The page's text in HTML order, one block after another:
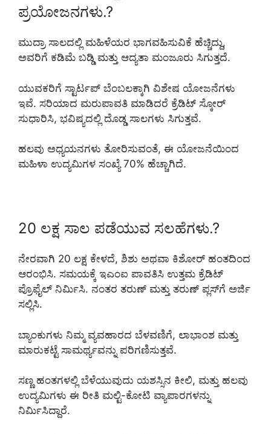
ಪ್ರಯೋಜನಗಳು.?
ಮುದ್ರಾ ಸಾಲದಲ್ಲಿ ಮಹಿಳೆಯರ ಭಾಗವಹಿಸುವಿಕೆ ಹೆಚ್ಚಿದ್ದು,
ಅವರಿಗೆ ಕಡಿಮೆ ಬಡ್ಡಿ ಮತ್ತು ಆದ್ಯತಾ ಮಂಜೂರು ಸಿಗುತ್ತದೆ.
ಯುವಕರಿಗೆ ಸ್ಟಾರ್ಟಪ್ ಬೆಂಬಲಕ್ಕಾಗಿ ವಿಶೇಷ ಯೋಜನೆಗಳು
ಇವೆ. ಸರಿಯಾದ ಮರುಪಾವತಿ ಮಾಡಿದರೆ ಕ್ರೆಡಿಟ್ ಸ್ಕೋರ್
ಸುಧಾರಿಸಿ, ಭವಿಷ್ಯದಲ್ಲಿ ದೊಡ್ಡ ಸಾಲಗಳು ಸಿಗುತ್ತವೆ.
ಹಲವು ಅಧ್ಯಯನಗಳು ತೋರಿಸುವಂತೆ, ಈ ಯೋಜನೆಯಿಂದ
ಮಹಿಳಾ ಉದ್ಯಮಿಗಳ ಸಂಖ್ಯೆ 70% ಹೆಚ್ಚಾಗಿದೆ.
20 ಲಕ್ಷ ಸಾಲ ಪಡೆಯುವ ಸಲಹೆಗಳು.?
ನೇರವಾಗಿ 20 ಲಕ್ಷ ಕೇಳದೆ, ಶಿಶು ಅಥವಾ ಕಿಶೋರ್ ಹಂತದಿಂದ
ಆರಂಭಿಸಿ. ಸಮಯಕ್ಕೆ ಇಎಂಐ ಪಾವತಿಸಿ ಉತ್ತಮ ಕ್ರೆಡಿಟ್
ಪ್ರೊಫೈಲ್ ನಿರ್ಮಿಸಿ. ನಂತರ ತರುಣ್ ಮತ್ತು ತರುಣ್ ಪ್ಲಸ್‌ಗೆ ಅರ್ಜಿ
ಸಲ್ಲಿಸಿ.
ಬ್ಯಾಂಕುಗಳು ನಿಮ್ಮ ವ್ಯವಹಾರದ ಬೆಳವಣಿಗೆ, ಲಾಭಾಂಶ ಮತ್ತು
ಮಾರುಕಟ್ಟೆ ಸಾಮರ್ಥ್ಯವನ್ನು ಪರಿಗಣಿಸುತ್ತವೆ.
ಸಣ್ಣ ಹಂತಗಳಲ್ಲಿ ಬೆಳೆಯುವುದು ಯಶಸ್ಸಿನ ಕೀಲಿ, ಮತ್ತು ಹಲವು
ಉದ್ಯಮಿಗಳು ಈ ರೀತಿ ಮಲ್ಟಿ-ಕೋಟಿ ವ್ಯಾಪಾರಗಳನ್ನು
ನಿರ್ಮಿಸಿದ್ದಾರೆ.